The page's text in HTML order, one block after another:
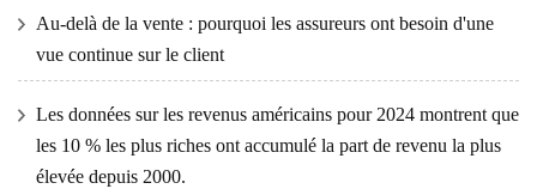
Au-delà de la vente : pourquoi les assureurs ont besoin d'une
vue continue sur le client
Les données sur les revenus américains pour 2024 montrent que
les 10 % les plus riches ont accumulé la part de revenu la plus
élevée depuis 2000.